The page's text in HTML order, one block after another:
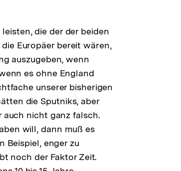
die der der beiden
Europäer bereit wären,
auszugeben, wenn
es ohne England
unserer bisherigen
die Sputniks, aber
auch nicht ganz falsch.
will, dann muß es
Beispiel, enger zu
noch der Faktor Zeit.